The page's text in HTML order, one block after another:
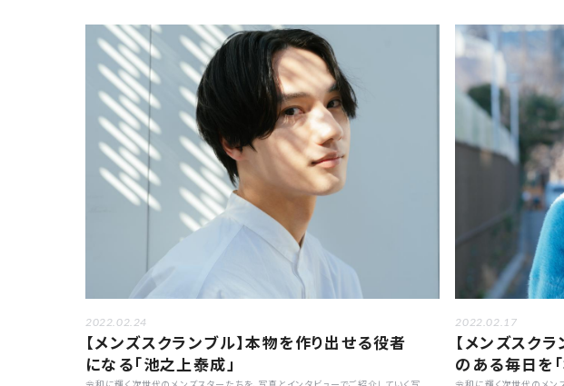
2022.02.24
【メンズスクランブル】本物を作り出せる役者
になる「池之上泰成」
2022.02.17
【メンズスク
のある毎日を